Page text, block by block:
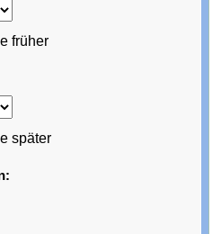
früher
später